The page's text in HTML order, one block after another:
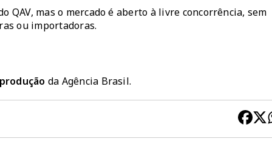
QAV, mas o mercado é aberto à livre concorrência, sem
ou importadoras.
da Agência Brasil.